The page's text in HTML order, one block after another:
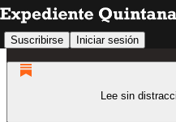
Suscribirse Iniciar sesión
Lee sin